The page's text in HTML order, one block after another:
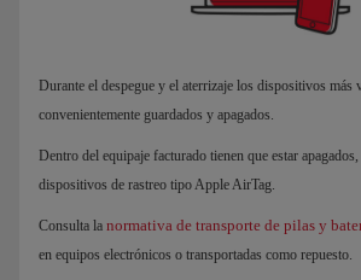
Durante el despegue y el aterrizaje los dispositivos más
convenientemente guardados y apagados.
Dentro del equipaje facturado tienen que estar
dispositivos de rastreo tipo Apple AirTag.
Consulta la normativa de transporte de pilas y
en equipos electrónicos o transportadas como repuesto.